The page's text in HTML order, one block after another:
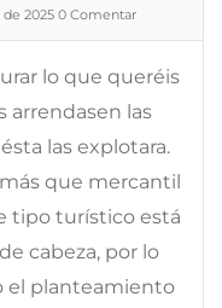
2025 0 Comentar
lo que queréis
arrendasen las
las explotara.
que mercantil
tipo turístico está
cabeza, por lo
el planteamiento